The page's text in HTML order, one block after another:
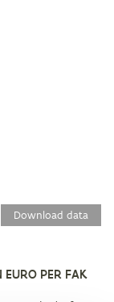
Download data
PER FAK